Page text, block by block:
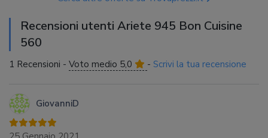
Recensioni utenti Ariete 945 Bon Cuisine
560
1 Recensioni - Voto medio 5,0 - Scrivi la tua recensione
GiovanniD